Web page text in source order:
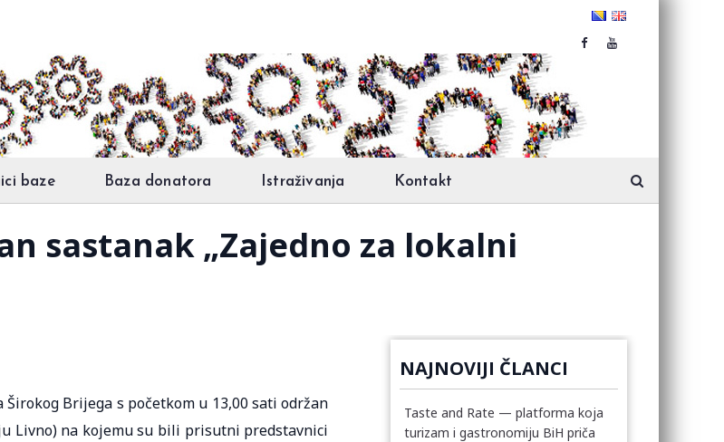
baze Baza donatora Istraživanja Kontakt
sastanak „Zajedno za lokalni
Brijega s početkom u 13,00 sati održan
Livno) na kojemu su bili prisutni predstavnici
NAJNOVIJI ČLANCI
Taste and Rate — platforma koja
turizam i gastronomiju BiH priča